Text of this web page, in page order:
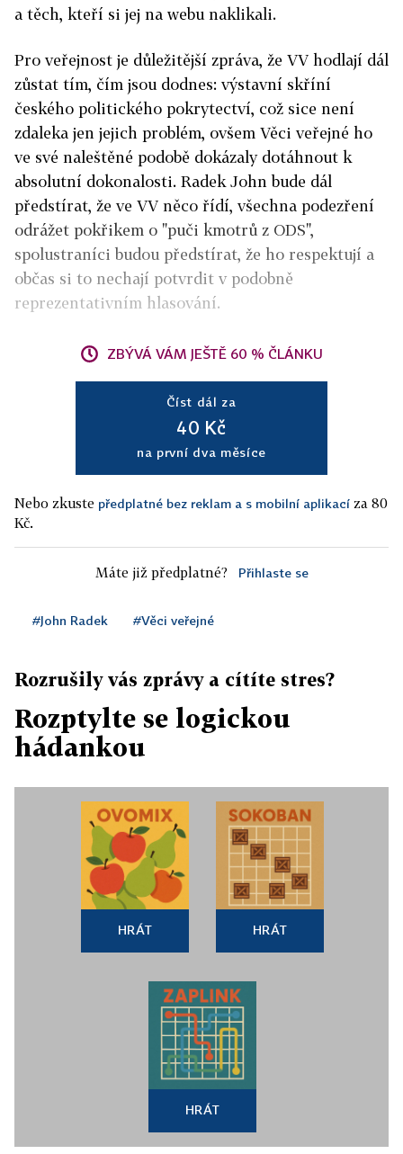
a těch, kteří si jej na webu naklikali.
Pro veřejnost je důležitější zpráva, že VV hodlají dál
zůstat tím, čím jsou dodnes: výstavní skříní
českého politického pokrytectví, což sice není
zdaleka jen jejich problém, ovšem Věci veřejné ho
ve své naleštěné podobě dokázaly dotáhnout k
absolutní dokonalosti. Radek John bude dál
předstírat, že ve VV něco řídí, všechna podezření
odrážet pokřikem o "puči kmotrů z ODS",
spolustraníci budou předstírat, že ho respektují a
občas si to nechají potvrdit v podobně
reprezentativním hlasování.
ZBÝVÁ VÁM JEŠTĚ 60 % ČLÁNKU
Číst dál za
40 Kč
na první dva měsíce
Nebo zkuste předplatné bez reklam a s mobilní aplikací za 80
Kč.
Máte již předplatné? Přihlaste se
#John Radek #Věci veřejné
Rozrušily vás zprávy a cítíte stres?
Rozptylte se logickou
hádankou
HRÁT HRÁT
HRÁT